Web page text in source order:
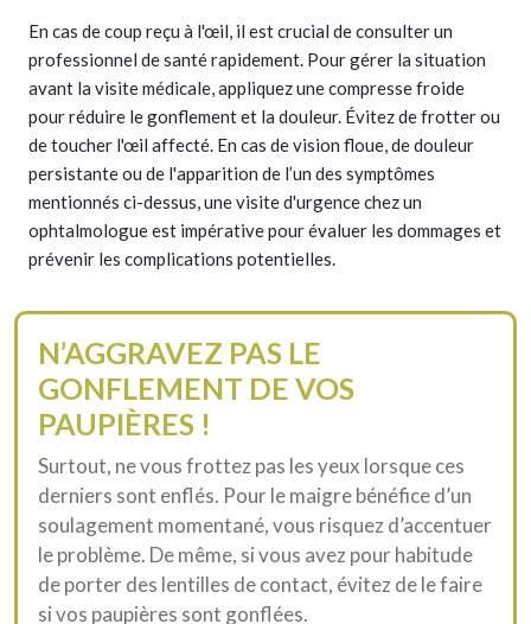
En cas de coup reçu à l'œil, il est crucial de consulter un
professionnel de santé rapidement. Pour gérer la situation
avant la visite médicale, appliquez une compresse froide
pour réduire le gonflement et la douleur. Évitez de frotter ou
de toucher l'œil affecté. En cas de vision floue, de douleur
persistante ou de l'apparition de l’un des symptômes
mentionnés ci-dessus, une visite d'urgence chez un
ophtalmologue est impérative pour évaluer les dommages et
prévenir les complications potentielles.
N’AGGRAVEZ PAS LE
GONFLEMENT DE VOS
PAUPIÈRES !
Surtout, ne vous frottez pas les yeux lorsque ces
derniers sont enflés. Pour le maigre bénéfice d’un
soulagement momentané, vous risquez d’accentuer
le problème. De même, si vous avez pour habitude
de porter des lentilles de contact, évitez de le faire
si vos paupières sont gonflées.